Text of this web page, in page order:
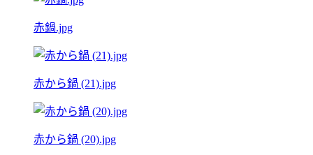
赤鍋.jpg
赤から鍋 (21).jpg
赤から鍋 (20).jpg